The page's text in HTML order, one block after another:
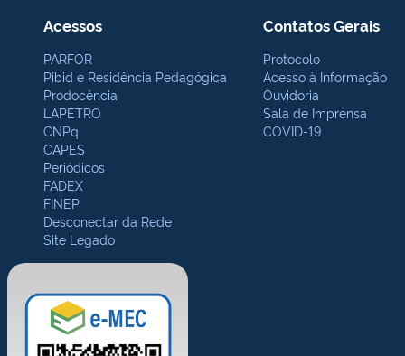
Acessos
PARFOR
Pibid e Residência Pedagógica
Prodocência
LAPETRO
CNPq
CAPES
Periódicos
FADEX
FINEP
Desconectar da Rede
Site Legado
Contatos Gerais
Protocolo
Acesso à Informação
Ouvidoria
Sala de Imprensa
COVID-19